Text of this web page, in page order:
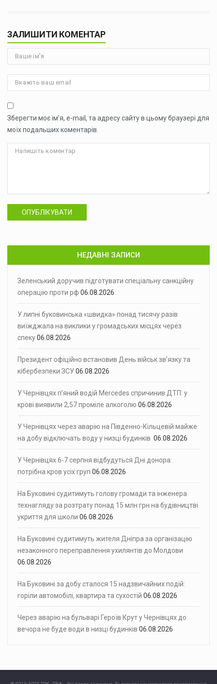
ЗАЛИШИТИ КОМЕНТАР
Зберегти моє ім'я, e-mail, та адресу сайту в цьому браузері для
моїх подальших коментарів.
ОПУБЛІКУВАТИ
НЕДАВНІ ЗАПИСИ
Зеленський доручив підготувати спеціальну санкційну
операцію проти рф 06.08.2026
У липні буковинська «швидка» понад тисячу разів
виїжджала на виклики у громадських місцях через
спеку06.08.2026
Президент офіційно встановив День військ зв’язку та
кібербезпеки ЗСУ06.08.2026
У Чернівцях п’яний водій Mercedes спричинив ДТП: у
крові виявили 2,57 проміле алкоголю 06.08.2026
У Чернівцях через аварію на Південно-Кільцевій майже
на добу відключать воду у низці будинків 06.08.2026
У Чернівцях 6-7 серпня відбудуться Дні донора:
потрібна кров усіх груп 06.08.2026
На Буковині судитимуть голову громади та інженера
технагляду за розтрату понад 15 млн грн на будівництві
укриття для школи 06.08.2026
На Буковині судитимуть жителя Дніпра за організацію
незаконного переправлення ухилянтів до Молдови
06.08.2026
На Буковині за добу сталося 15 надзвичайних подій:
горіли автомобілі, квартира та сухостій 06.08.2026
Через аварію на бульварі Героїв Крут у Чернівцях до
вечора не буде води в низці будинків 06.08.2026